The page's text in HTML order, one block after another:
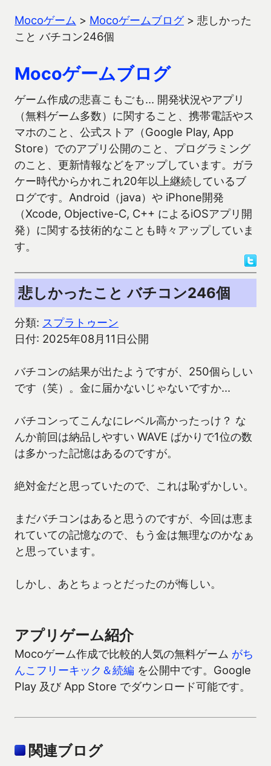
Mocoゲーム > Mocoゲームブログ> 悲しかった
こと バチコン246個
Mocoゲームブログ
ゲーム作成の悲喜こもごも… 開発状況やアプリ
（無料ゲーム多数）に関すること、携帯電話やス
マホのこと、公式ストア（Google Play, App
Store）でのアプリ公開のこと、プログラミング
のこと、更新情報などをアップしています。ガラ
ケー時代からかれこれ20年以上継続しているブ
ログです。Android（java）や iPhone開発
（Xcode, Objective-C, C++ によるiOSアプリ開
発）に関する技術的なことも時々アップしていま
す。
悲しかったこと バチコン246個
分類: スプラトゥーン
日付: 2025年08月11日公開
バチコンの結果が出たようですが、250個らしい
です（笑）。金に届かないじゃないですか…
バチコンってこんなにレベル高かったっけ？ な
んか前回は納品しやすい WAVE ばかりで1位の数
は多かった記憶はあるのですが。
絶対金だと思っていたので、これは恥ずかしい。
まだバチコンはあると思うのですが、今回は恵ま
れていての記憶なので、もう金は無理なのかなぁ
と思っています。
しかし、あとちょっとだったのが悔しい。
アプリゲーム紹介
Mocoゲーム作成で比較的人気の無料ゲーム がち
んこフリーキック＆続編 を公開中です。Google
Play 及び App Store でダウンロード可能です。
関連ブログ